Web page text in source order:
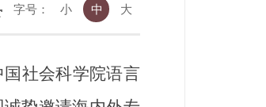
字号： 小 中 大
社会科学院语言